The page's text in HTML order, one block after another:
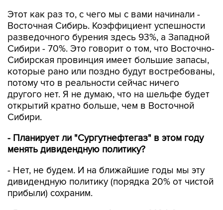
Этот как раз то, с чего мы с вами начинали -
Восточная Сибирь. Коэффициент успешности
разведочного бурения здесь 93%, а Западной
Сибири - 70%. Это говорит о том, что Восточно-
Сибирская провинция имеет большие запасы,
которые рано или поздно будут востребованы,
потому что в реальности сейчас ничего
другого нет. Я не думаю, что на шельфе будет
открытий кратно больше, чем в Восточной
Сибири.
- Планирует ли "Сургутнефтегаз" в этом году
менять дивидендную политику?
- Нет, не будем. И на ближайшие годы мы эту
дивидендную политику (порядка 20% от чистой
прибыли) сохраним.